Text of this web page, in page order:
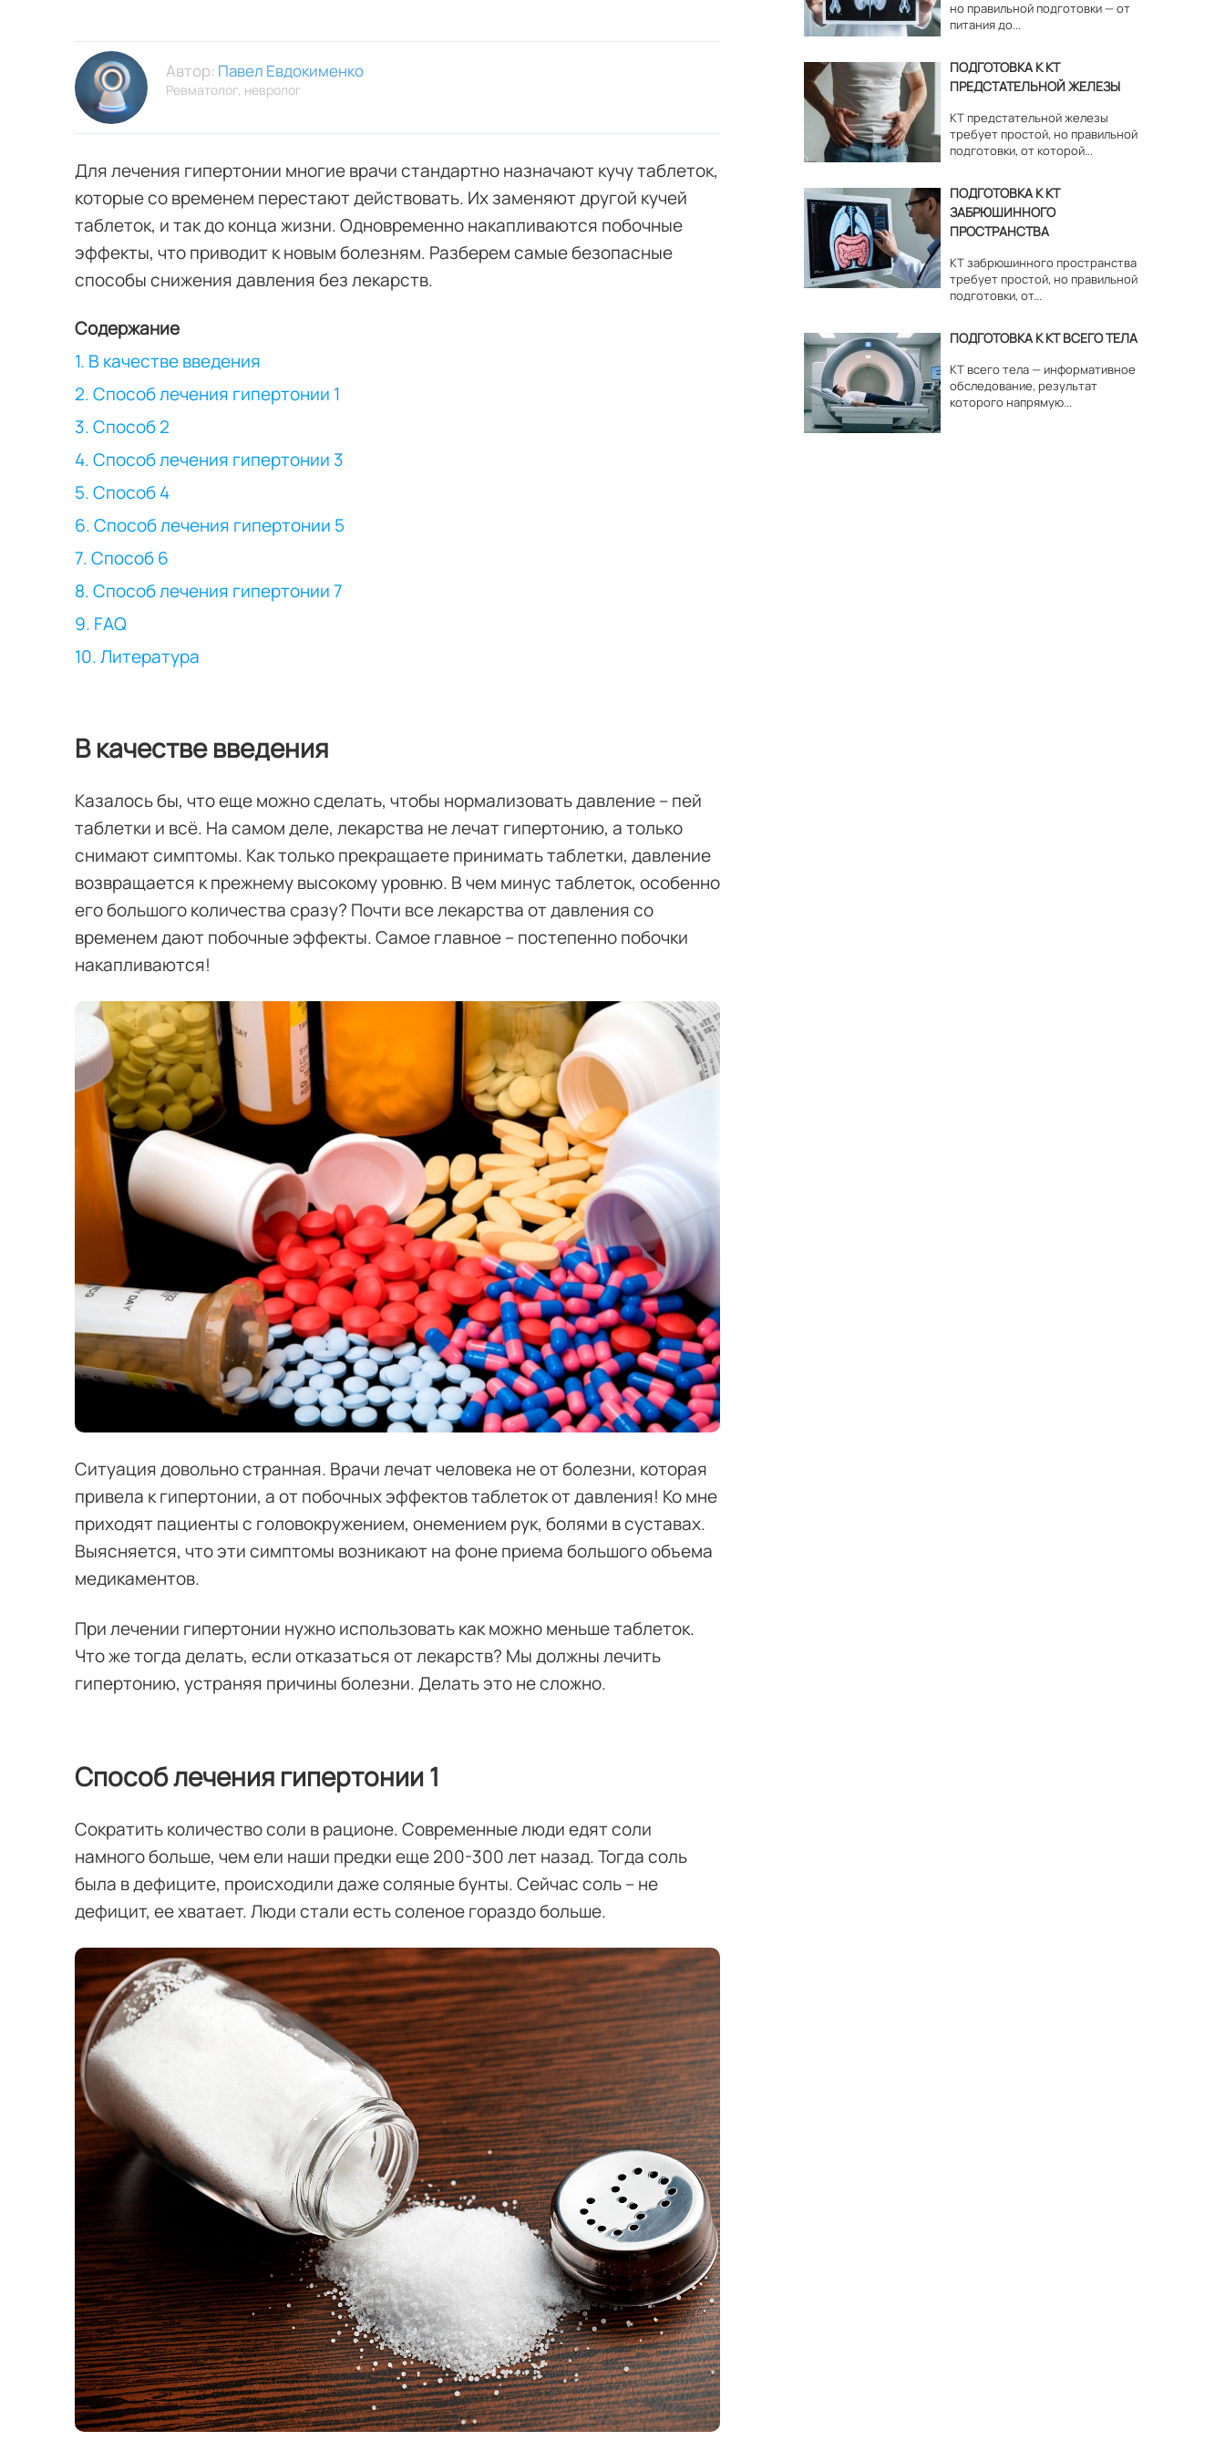
Автор: Павел Евдокименко
Ревматолог, невролог
Для лечения гипертонии многие врачи стандартно назначают кучу таблеток,
которые со временем перестают действовать. Их заменяют другой кучей
таблеток, и так до конца жизни. Одновременно накапливаются побочные
эффекты, что приводит к новым болезням. Разберем самые безопасные
способы снижения давления без лекарств.
Содержание
1. В качестве введения
2. Способ лечения гипертонии 1
3. Способ 2
4. Способ лечения гипертонии 3
5. Способ 4
6. Способ лечения гипертонии 5
7. Способ 6
8. Способ лечения гипертонии 7
9. FAQ
10. Литература
В качестве введения
Казалось бы, что еще можно сделать, чтобы нормализовать давление – пей
таблетки и всё. На самом деле, лекарства не лечат гипертонию, а только
снимают симптомы. Как только прекращаете принимать таблетки, давление
возвращается к прежнему высокому уровню. В чем минус таблеток, особенно
его большого количества сразу? Почти все лекарства от давления со
временем дают побочные эффекты. Самое главное – постепенно побочки
накапливаются!
Ситуация довольно странная. Врачи лечат человека не от болезни, которая
привела к гипертонии, а от побочных эффектов таблеток от давления! Ко мне
приходят пациенты с головокружением, онемением рук, болями в суставах.
Выясняется, что эти симптомы возникают на фоне приема большого объема
медикаментов.
При лечении гипертонии нужно использовать как можно меньше таблеток.
Что же тогда делать, если отказаться от лекарств? Мы должны лечить
гипертонию, устраняя причины болезни. Делать это не сложно.
Способ лечения гипертонии 1
Сократить количество соли в рационе. Современные люди едят соли
намного больше, чем ели наши предки еще 200-300 лет назад. Тогда соль
была в дефиците, происходили даже соляные бунты. Сейчас соль – не
дефицит, ее хватает. Люди стали есть соленое гораздо больше.
но правильной подготовки — от
питания до...
ПОДГОТОВКА К КТ
ПРЕДСТАТЕЛЬНОЙ ЖЕЛЕЗЫ
КТ предстательной железы
требует простой, но правильной
подготовки, от которой...
ПОДГОТОВКА К КТ
ЗАБРЮШИННОГО
ПРОСТРАНСТВА
КТ забрюшинного пространства
требует простой, но правильной
подготовки, от...
ПОДГОТОВКА К КТ ВСЕГО ТЕЛА
КТ всего тела — информативное
обследование, результат
которого напрямую...